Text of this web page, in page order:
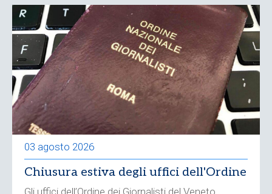
03 agosto 2026
Chiusura estiva degli uffici dell'Ordine